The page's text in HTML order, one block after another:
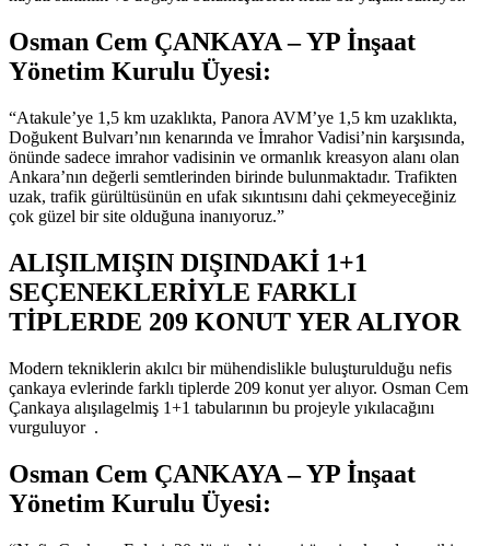
Osman Cem ÇANKAYA – YP İnşaat
Yönetim Kurulu Üyesi:
“Atakule’ye 1,5 km uzaklıkta, Panora AVM’ye 1,5 km uzaklıkta,
Doğukent Bulvarı’nın kenarında ve İmrahor Vadisi’nin karşısında,
önünde sadece imrahor vadisinin ve ormanlık kreasyon alanı olan
Ankara’nın değerli semtlerinden birinde bulunmaktadır. Trafikten
uzak, trafik gürültüsünün en ufak sıkıntısını dahi çekmeyeceğiniz
çok güzel bir site olduğuna inanıyoruz.”
ALIŞILMIŞIN DIŞINDAKİ 1+1
SEÇENEKLERİYLE FARKLI
TİPLERDE 209 KONUT YER ALIYOR
Modern tekniklerin akılcı bir mühendislikle buluşturulduğu nefis
çankaya evlerinde farklı tiplerde 209 konut yer alıyor. Osman Cem
Çankaya alışılagelmiş 1+1 tabularının bu projeyle yıkılacağını
vurguluyor .
Osman Cem ÇANKAYA – YP İnşaat
Yönetim Kurulu Üyesi: